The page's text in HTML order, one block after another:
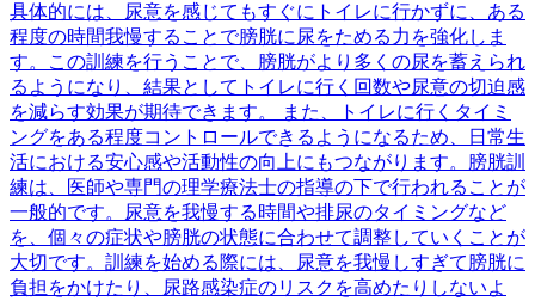
具体的には、尿意を感じてもすぐにトイレに行かずに、ある
程度の時間我慢することで膀胱に尿をためる力を強化しま
す。この訓練を行うことで、膀胱がより多くの尿を蓄えられ
るようになり、結果としてトイレに行く回数や尿意の切迫感
を減らす効果が期待できます。 また、トイレに行くタイミ
ングをある程度コントロールできるようになるため、日常生
活における安心感や活動性の向上にもつながります。膀胱訓
練は、医師や専門の理学療法士の指導の下で行われることが
一般的です。尿意を我慢する時間や排尿のタイミングなど
を、個々の症状や膀胱の状態に合わせて調整していくことが
大切です。訓練を始める際には、尿意を我慢しすぎて膀胱に
負担をかけたり、尿路感染症のリスクを高めたりしないよ